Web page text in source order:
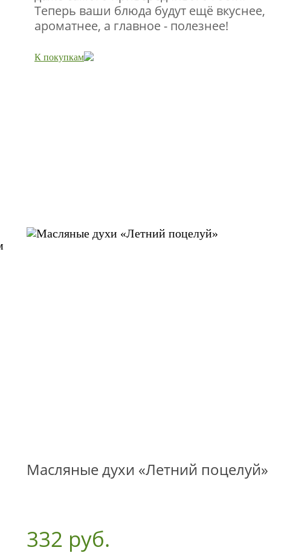
Теперь ваши блюда будут ещё вкуснее,
ароматнее, а главное - полезнее!
К покупкам
Масляные духи «Летний поцелуй»
332 руб.